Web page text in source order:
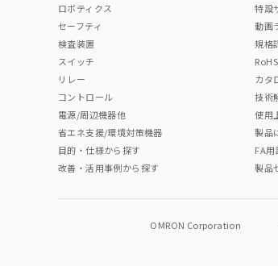
"対応済み"や非含有の記載がされた商品で
非含有品が必要な際は、弊社営業部門もし
ロボティクス
セーフティ
検査装置
スイッチ
リレー
コントロール
電源/周辺機器他
省エネ支援/環境対策機器
目的・仕様から探す
改善・活用事例から探す
特設
動画
規格
カタ
技術
使用
製品
FA用
製品
OMRON Corporation